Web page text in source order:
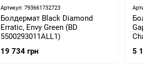
Артикул: 793661732723
Болдермат Black Diamond
Erratic, Envy Green (BD
5500293011ALL1)
19 734 грн
5